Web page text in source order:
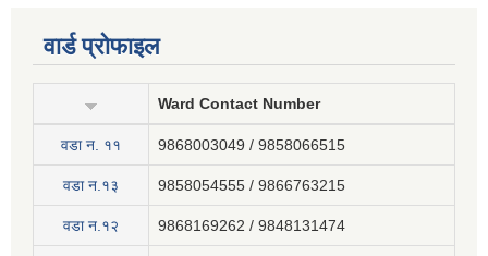
वार्ड प्रोफाइल
Ward Contact Number
वडा न‍. ११ 9868003049 / 9858066515
वडा न.१३ 9858054555 / 9866763215
वडा न.१२ 9868169262 / 9848131474